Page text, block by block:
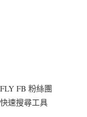
FLY FB 粉絲團
快速搜尋工具